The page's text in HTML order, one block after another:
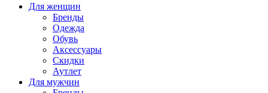
Для женщин
Бренды
Одежда
Обувь
Аксессуары
Скидки
Аутлет
Для мужчин